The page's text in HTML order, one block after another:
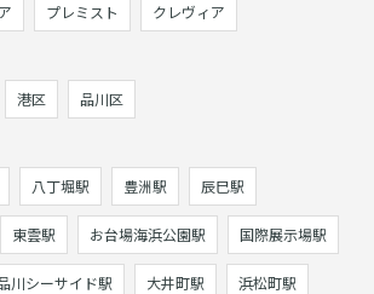
プレミスト クレヴィア
港区 品川区
八丁堀駅 豊洲駅 辰巳駅
東雲駅 お台場海浜公園駅 国際展示場駅
川シーサイド駅 大井町駅 浜松町駅